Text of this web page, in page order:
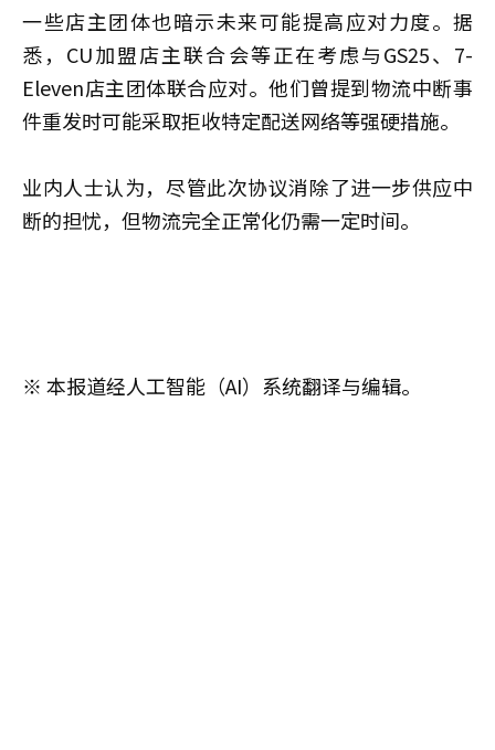
一些店主团体也暗示未来可能提高应对力度。据
悉，CU加盟店主联合会等正在考虑与GS25、7-
Eleven店主团体联合应对。他们曾提到物流中断事
件重发时可能采取拒收特定配送网络等强硬措施。
业内人士认为，尽管此次协议消除了进一步供应中
断的担忧，但物流完全正常化仍需一定时间。
※ 本报道经人工智能（AI）系统翻译与编辑。